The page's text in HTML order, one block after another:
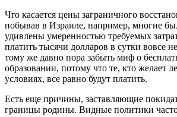
Что касается цены заграничного
побывав в Израиле, например, многие
удивлены умеренностью требуемых
платить тысячи долларов в сутки вовсе
тому же давно пора забыть миф о
образовании, потому что те, кто желает
условиях, все равно будут платить.
Есть еще причины, заставляющие
границы родины. Видные политики